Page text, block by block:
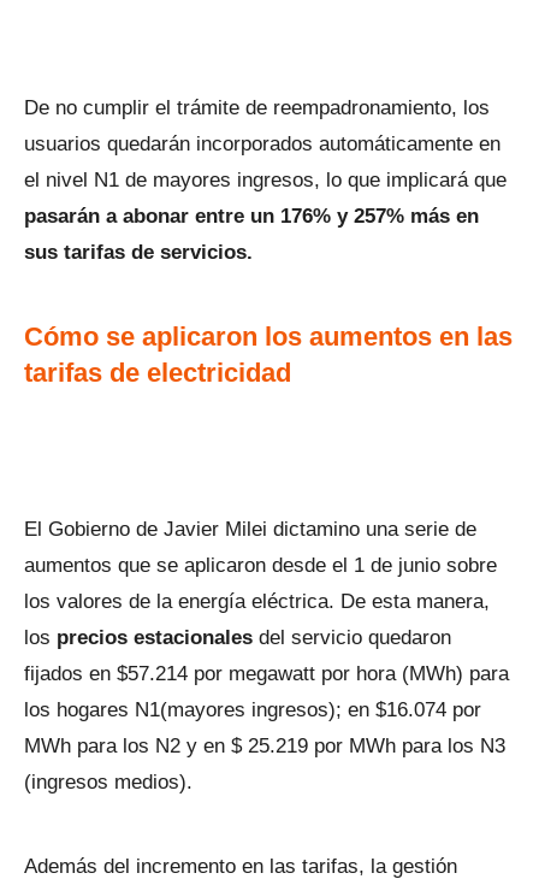
De no cumplir el trámite de reempadronamiento, los
usuarios quedarán incorporados automáticamente en
el nivel N1 de mayores ingresos, lo que implicará que
pasarán a abonar entre un 176% y 257% más en
sus tarifas de servicios.
Cómo se aplicaron los aumentos en las
tarifas de electricidad
El Gobierno de Javier Milei dictamino una serie de
aumentos que se aplicaron desde el 1 de junio sobre
los valores de la energía eléctrica. De esta manera,
los precios estacionales del servicio quedaron
fijados en $57.214 por megawatt por hora (MWh) para
los hogares N1(mayores ingresos); en $16.074 por
MWh para los N2 y en $ 25.219 por MWh para los N3
(ingresos medios).
Además del incremento en las tarifas, la gestión